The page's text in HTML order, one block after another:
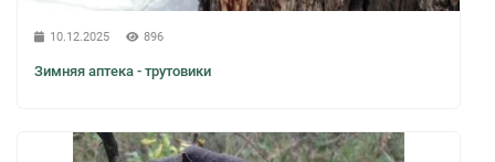
10.12.2025 896
Зимняя аптека - трутовики